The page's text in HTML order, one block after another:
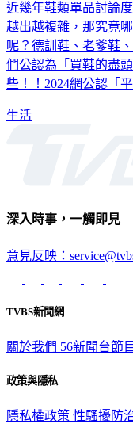
近幾年鞋類單品討論
越出越複雜，那究竟
呢？德訓鞋、老爹鞋
們公認為「買鞋的盡
些！！2024網公認「
生活
深入時事，一觸即見
意見反映：
TVBS新聞網
關於我們 56新聞台節
政策與隱私
隱私權政策 性騷擾防